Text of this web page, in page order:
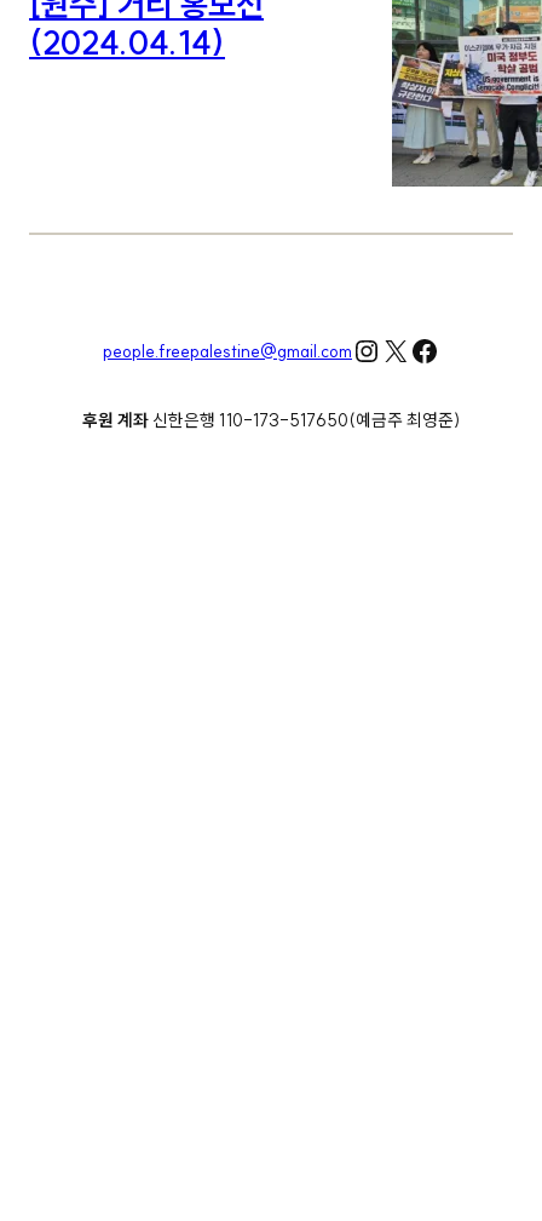
(2024.04.14)
people.freepalestine@gmail.comInstagram
X Facebook
후원 계좌 신한은행 110-173-517650(예금주 최영준)